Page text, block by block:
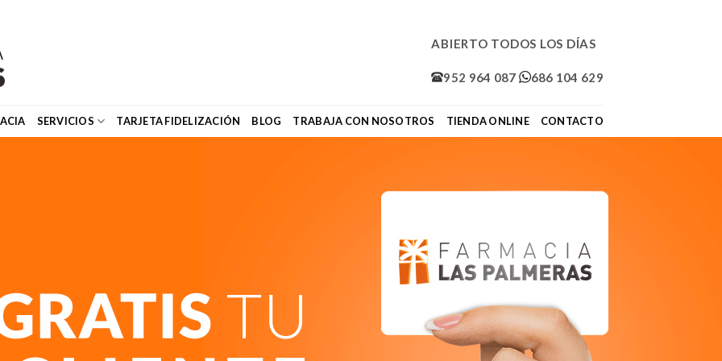
ABIERTO TODOS LOS DÍAS
952 964 087 686 104 629
SERVICIOS TARJETA FIDELIZACIÓN BLOG TRABAJA CON NOSOTROS TIENDA ONLINE CONTACTO